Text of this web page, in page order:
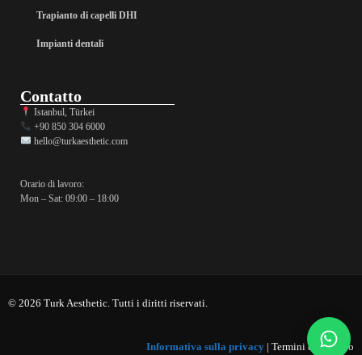
Trapianto di capelli DHI
Impianti dentali
Contatto
Istanbul, Türkei
+90 850 304 6000
hello@turkaesthetic.com
Orario di lavoro:
Mon – Sat: 09:00 – 18:00
© 2026 Turk Aesthetic. Tutti i diritti riservati.
Informativa sulla privacy | Termini di servizio